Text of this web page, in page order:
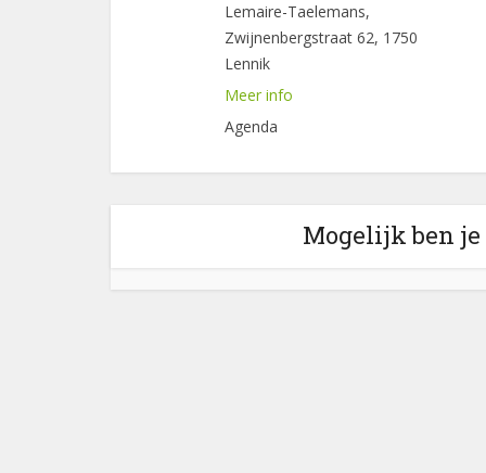
Lemaire-Taelemans,
Zwijnenbergstraat 62, 1750
Lennik
Meer info
Agenda
Mogelijk ben